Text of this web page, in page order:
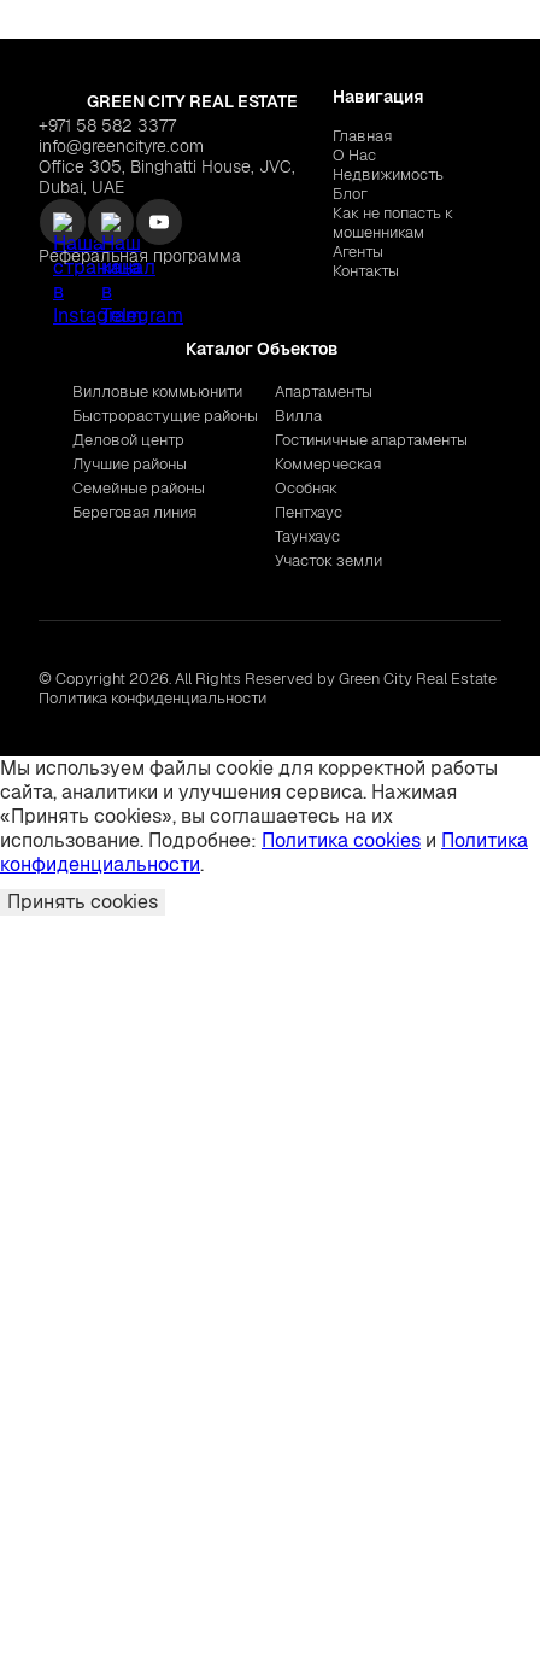
GREEN CITY REAL ESTATE
+971 58 582 3377
info@greencityre.com
Office 305, Binghatti House, JVC,
Dubai, UAE
Реферальная программа
Навигация
Главная
О Нас
Недвижимость
Блог
Как не попасть к
мошенникам
Агенты
Контакты
Каталог Объектов
Вилловые коммьюнити
Быстрорастущие районы
Деловой центр
Лучшие районы
Семейные районы
Береговая линия
Апартаменты
Вилла
Гостиничные апартаменты
Коммерческая
Особняк
Пентхаус
Таунхаус
Участок земли
© Copyright 2026. All Rights Reserved by Green City Real Estate
Политика конфиденциальности
Мы используем файлы cookie для корректной работы
сайта, аналитики и улучшения сервиса. Нажимая
«Принять cookies», вы соглашаетесь на их
использование. Подробнее: Политика cookies и Политика
конфиденциальности.
Принять cookies